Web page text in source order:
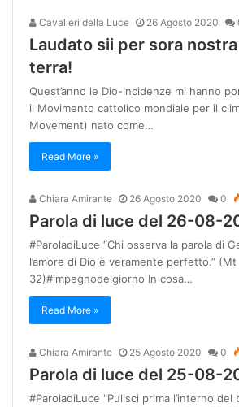
Cavalieri della Luce 26 Agosto 2020
Laudato sii per sora
terra!
Quest’anno le Dio-incidenze mi hanno
il Movimento cattolico mondiale per il
Movement) nato come…
Read More »
Chiara Amirante 26 Agosto 2020 0
Parola di luce del 26-08-
#ParoladiLuce “Chi osserva la parola di
l’amore di Dio è veramente perfetto.”
32)#impegnodelgiorno In cosa…
Read More »
Chiara Amirante 25 Agosto 2020 0
Parola di luce del 25-08-
#ParoladiLuce "Pulisci prima l’interno